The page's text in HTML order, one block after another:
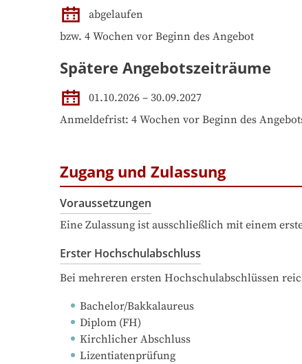
abgelaufen
bzw. 4 Wochen vor Beginn des Angebot
Spätere Angebotszeiträume
01.10.2026 – 30.09.2027
Anmeldefrist: 4 Wochen vor Beginn des
Zugang und Zulassung
Voraussetzungen
Eine Zulassung ist ausschließlich mit einem
Erster Hochschulabschluss
Bei mehreren ersten Hochschulabschlüssen
Bachelor/Bakkalaureus
Diplom (FH)
Kirchlicher Abschluss
Lizentiatenprüfung